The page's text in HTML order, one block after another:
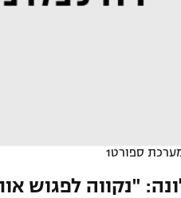
ספורט1
"נקווה לפגוש